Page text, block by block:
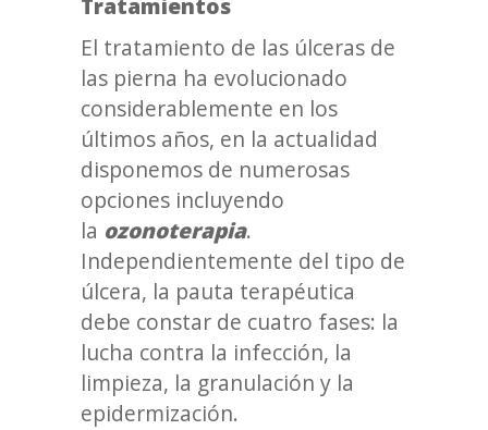
Tratamientos
El tratamiento de las úlceras de
las pierna ha evolucionado
considerablemente en los
últimos años, en la actualidad
disponemos de numerosas
opciones incluyendo
la ozonoterapia.
Independientemente del tipo de
úlcera, la pauta terapéutica
debe constar de cuatro fases: la
lucha contra la infección, la
limpieza, la granulación y la
epidermización.